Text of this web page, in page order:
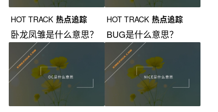
HOT TRACK 热点追踪
卧龙凤雏是什么意思？
HOT TRACK 热点追踪
BUG是什么意思？